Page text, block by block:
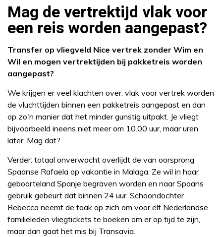
Mag de vertrektijd vlak voor
een reis worden aangepast?
Transfer op vliegveld Nice vertrek zonder Wim en
Wil en mogen vertrektijden bij pakketreis worden
aangepast?
We krijgen er veel klachten over: vlak voor vertrek worden
de vluchttijden binnen een pakketreis aangepast en dan
op zo'n manier dat het minder gunstig uitpakt. Je vliegt
bijvoorbeeld ineens niet meer om 10.00 uur, maar uren
later. Mag dat?
Verder: totaal onverwacht overlijdt de van oorsprong
Spaanse Rafaela op vakantie in Malaga. Ze wil in haar
geboorteland Spanje begraven worden en naar Spaans
gebruik gebeurt dat binnen 24 uur. Schoondochter
Rebecca neemt de taak op zich om voor elf Nederlandse
familieleden vliegtickets te boeken om er op tijd te zijn,
maar dan gaat het mis bij Transavia.